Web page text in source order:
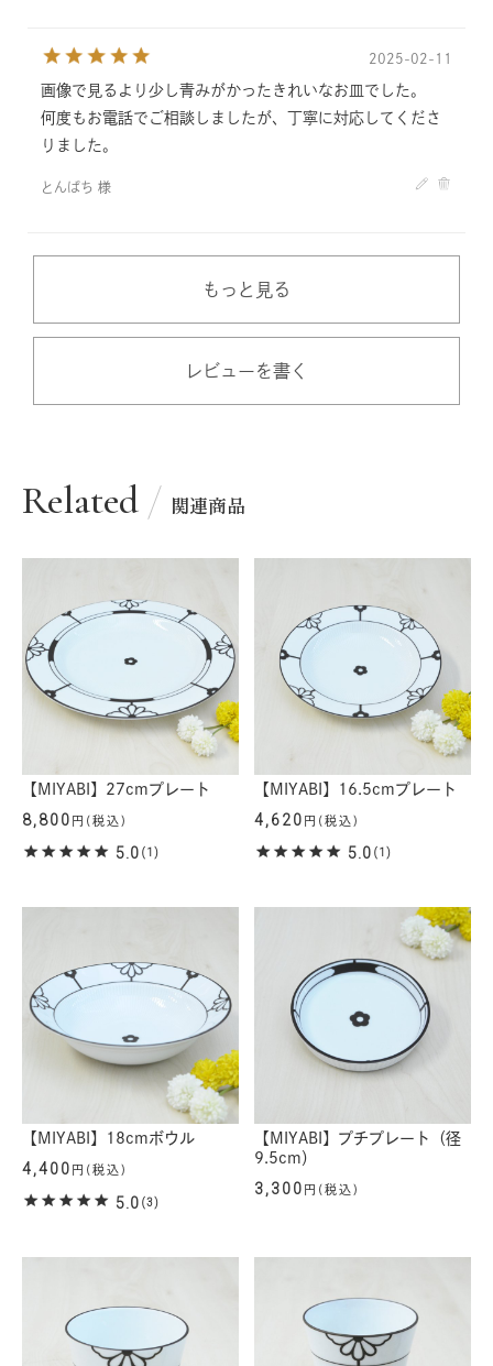
2025-02-11
画像で見るより少し青みがかったきれいなお皿でした。
何度もお電話でご相談しましたが、丁寧に対応してくださ
りました。
とんぱち 様
もっと見る
レビューを書く
Related 関連商品
【MIYABI】27cmプレート
8,800 円(税込)
5.0 (1)
【MIYABI】16.5cmプレート
4,620 円(税込)
5.0 (1)
【MIYABI】18cmボウル
4,400 円(税込)
5.0 (3)
【MIYABI】プチプレート（径
9.5cm）
3,300 円(税込)